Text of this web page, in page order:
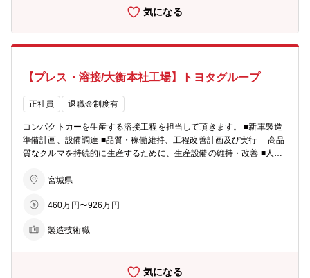
気になる
【プレス・溶接/大衡本社工場】トヨタグループ
正社員 退職金制度有
コンパクトカーを生産する溶接工程を担当して頂きます。 ■新車製造
準備計画、設備調達 ■品質・稼働維持、工程改善計画及び実行 高品
質なクルマを持続的に生産するために、生産設備の維持・改善 ■人に
宮城県
460万円〜926万円
製造技術職
気になる